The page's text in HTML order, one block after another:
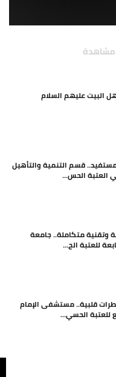
مشاهدة
البيت عليهم السلام
(795) ألف مستفيد.. قسم التنمية والتأهيل
العتبة الحس...
وتقنية متكاملة.. جامعة
للعتبة الح...
قلبية.. مستشفى الإمام
للعتبة الحسي...